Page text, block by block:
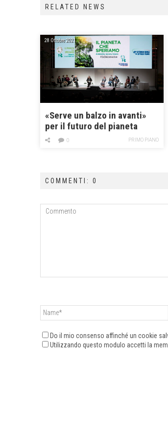
RELATED NEWS
28 Ottobre 2021
«Serve un balzo in avanti»
per il futuro del pianeta
PRIMO PIANO
0
COMMENTI: 0
Do il mio consenso affinché un cookie
Utilizzando questo modulo accetti la